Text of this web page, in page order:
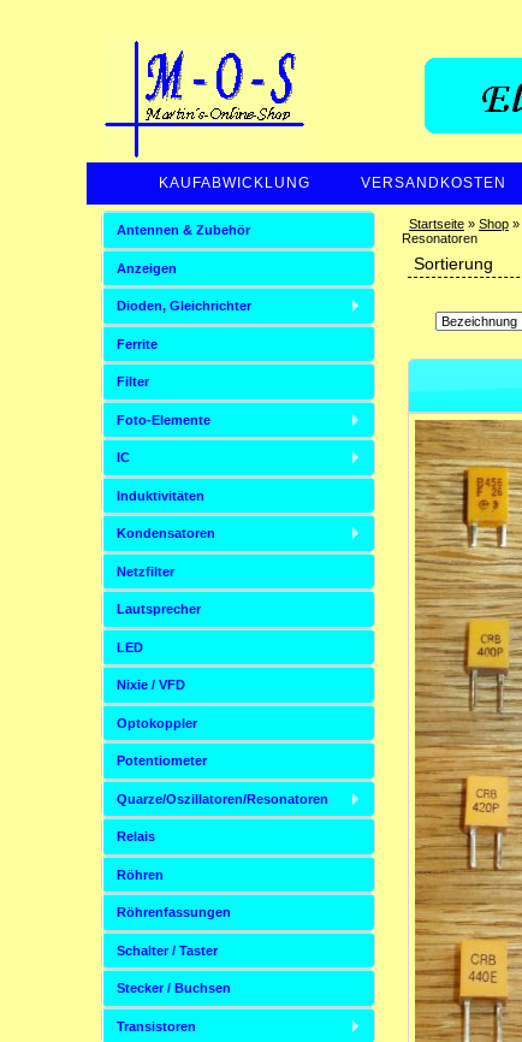
KAUFABWICKLUNG VERSANDKOSTEN
Startseite» Shop»
Resonatoren
Sortierung
Antennen & Zubehör
Anzeigen
Dioden, Gleichrichter
Ferrite
Filter
Foto-Elemente
IC
Induktivitäten
Kondensatoren
Netzfilter
Lautsprecher
LED
Nixie / VFD
Optokoppler
Potentiometer
Quarze/Oszillatoren/Resonatoren
Relais
Röhren
Röhrenfassungen
Schalter / Taster
Stecker / Buchsen
Transistoren